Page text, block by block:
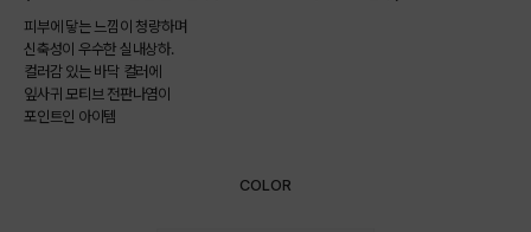
피부에 닿는 느낌이 청량하며
신축성이 우수한 실내상하.
컬러감 있는 바닥 컬러에
잎사귀 모티브 전판나염이
포인트인 아이템
COLOR